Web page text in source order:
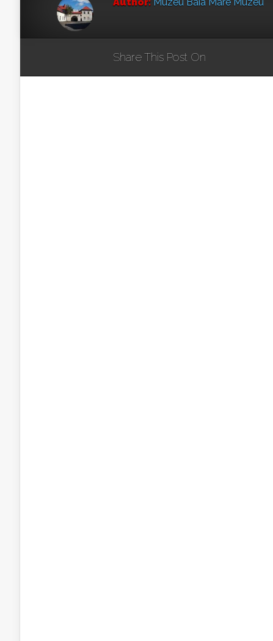
Share This Post On